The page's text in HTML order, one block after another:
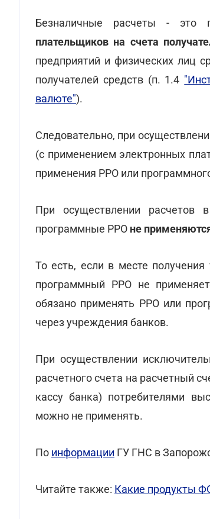
Безналичные расчеты - это
плательщиков на счета
предприятий и физических лиц
получателей средств (п. 1.4
валюте").
Следовательно, при
(с применением электронных
применения РРО или
При осуществлении
программные РРО не
То есть, если в месте
программный РРО не
обязано применять РРО или
через учреждения банков.
При осуществлении
расчетного счета на расчетный
кассу банка) потребителями
можно не применять.
По информации ГУ ГНС в
Читайте также: Какие продукты